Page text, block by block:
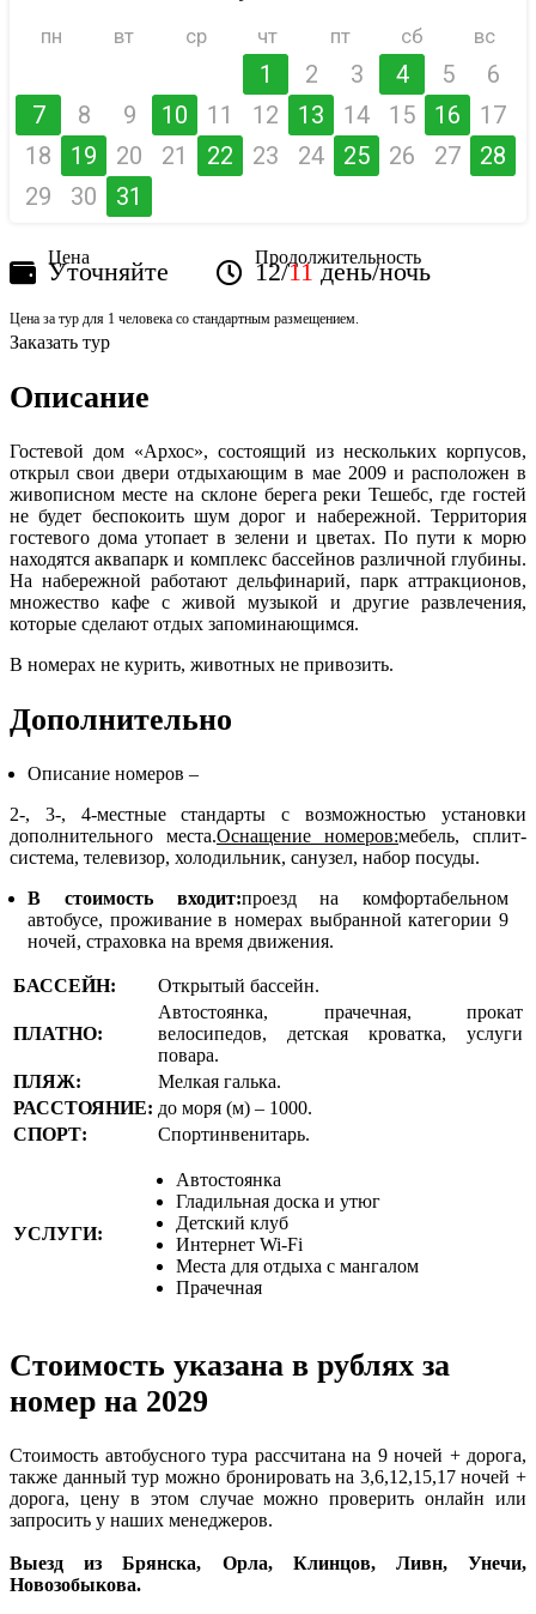
пн вт ср чт пт сб вс
1 2 3 4 5
6
7
8 9 10 11 12 13 14 15 16
17
18
19 20 21 22 23 24 25 26 27
28
29
30 31
Цена
Уточняйте Продолжительность
12/11день/ночь
Цена за тур для 1 человека со стандартным размещением.
Заказать тур
Описание
Гостевой дом «Архос», состоящий из нескольких корпусов,
открыл свои двери отдыхающим в мае 2009 и расположен в
живописном месте на склоне берега реки Тешебс, где гостей
не будет беспокоить шум дорог и набережной. Территория
гостевого дома утопает в зелени и цветах. По пути к морю
находятся аквапарк и комплекс бассейнов различной глубины.
На набережной работают дельфинарий, парк аттракционов,
множество кафе с живой музыкой и другие развлечения,
которые сделают отдых запоминающимся.
В номерах не курить, животных не привозить.
Дополнительно
Описание номеров –
2-, 3-, 4-местные стандарты с возможностью установки
дополнительного места.Оснащение номеров:мебель, сплит-
система, телевизор, холодильник, санузел, набор посуды.
В стоимость входит:проезд на комфортабельном
автобусе, проживание в номерах выбранной категории 9
ночей, страховка на время движения.
БАССЕЙН: Открытый бассейн.
ПЛАТНО:
Автостоянка, прачечная, прокат
велосипедов, детская кроватка, услуги
повара.
ПЛЯЖ:
Мелкая галька.
РАССТОЯНИЕ: до моря (м) – 1000.
СПОРТ:
Спортинвенитарь.
УСЛУГИ:
Автостоянка
Гладильная доска и утюг
Детский клуб
Интернет Wi-Fi
Места для отдыха с мангалом
Прачечная
Стоимость указана в рублях за
номер на 2029
Стоимость автобусного тура рассчитана на 9 ночей + дорога,
также данный тур можно бронировать на 3,6,12,15,17 ночей +
дорога, цену в этом случае можно проверить онлайн или
запросить у наших менеджеров.
Выезд из Брянска, Орла, Клинцов, Ливн, Унечи,
Новозобыкова.